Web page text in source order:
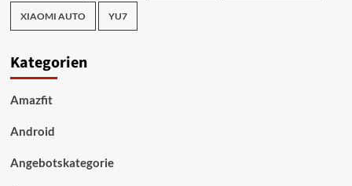
XIAOMI AUTO YU7
Kategorien
Amazfit
Android
Angebotskategorie